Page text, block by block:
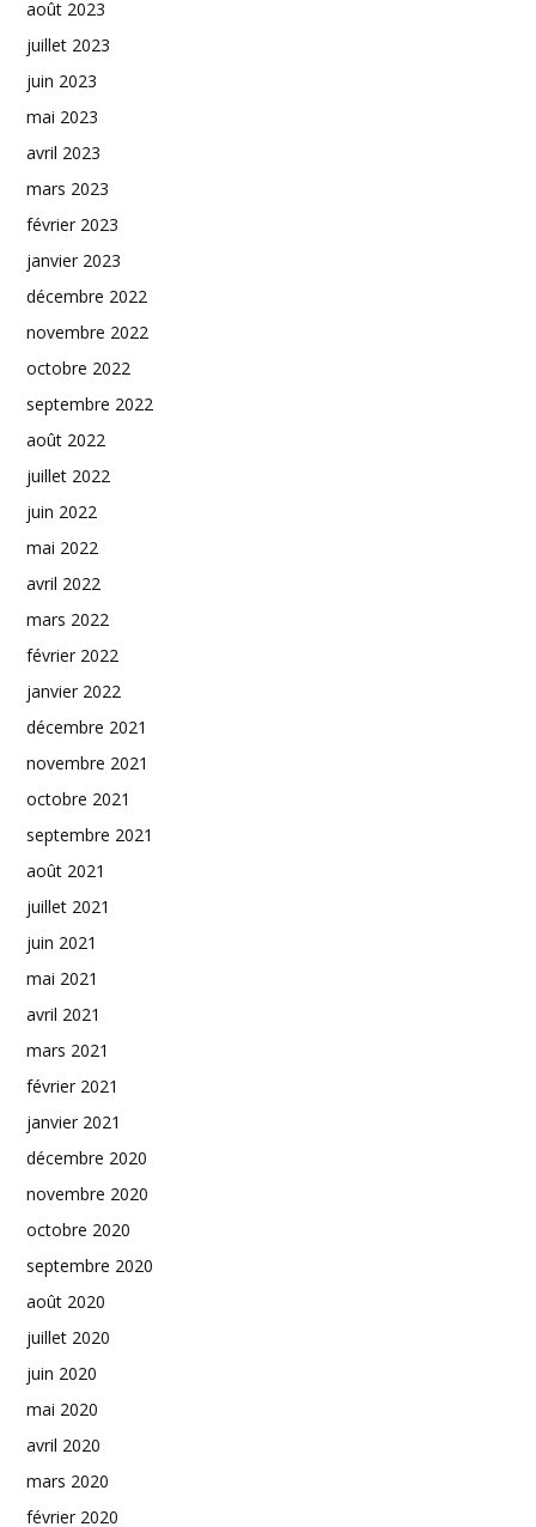
août 2023
juillet 2023
juin 2023
mai 2023
avril 2023
mars 2023
février 2023
janvier 2023
décembre 2022
novembre 2022
octobre 2022
septembre 2022
août 2022
juillet 2022
juin 2022
mai 2022
avril 2022
mars 2022
février 2022
janvier 2022
décembre 2021
novembre 2021
octobre 2021
septembre 2021
août 2021
juillet 2021
juin 2021
mai 2021
avril 2021
mars 2021
février 2021
janvier 2021
décembre 2020
novembre 2020
octobre 2020
septembre 2020
août 2020
juillet 2020
juin 2020
mai 2020
avril 2020
mars 2020
février 2020